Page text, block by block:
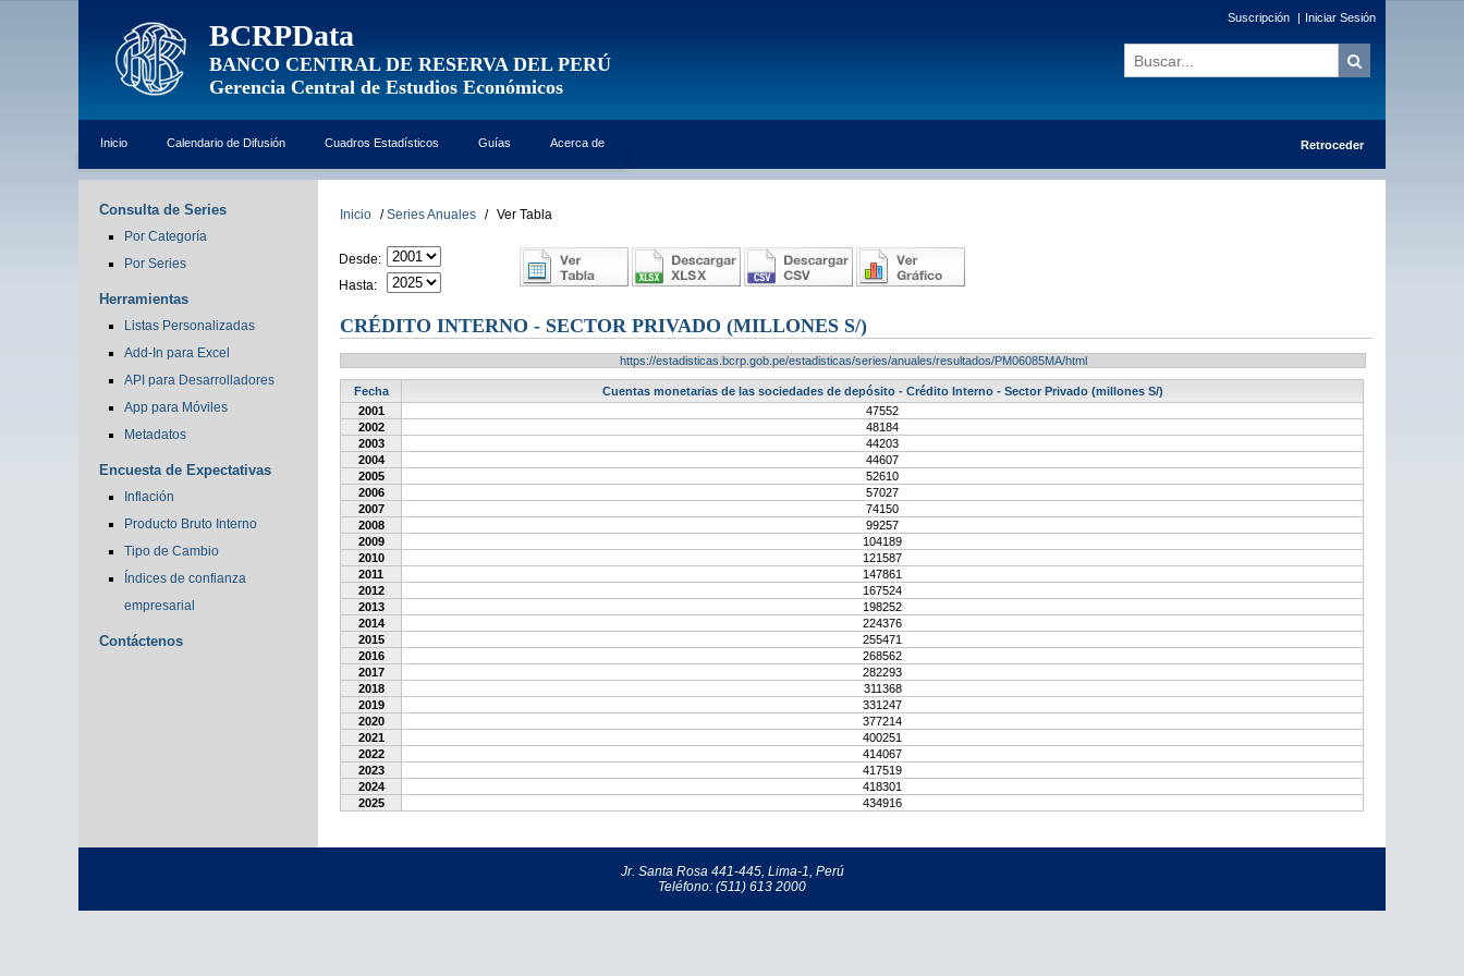
BCRPData
BANCO CENTRAL DE RESERVA DEL PERÚ
Gerencia Central de Estudios Económicos
Suscripción | Iniciar Sesión
Inicio Calendario de Difusión Cuadros Estadísticos Guías Acerca de Retroceder
Consulta de Series
Por Categoría
Por Series
Herramientas
Listas Personalizadas
Add-In para Excel
API para Desarrolladores
App para Móviles
Metadatos
Encuesta de Expectativas
Inflación
Producto Bruto Interno
Tipo de Cambio
Índices de confianza
empresarial
Contáctenos
Inicio / Series Anuales / Ver Tabla
Desde:
Hasta:
CRÉDITO INTERNO - SECTOR PRIVADO (MILLONES S/)
https://estadisticas.bcrp.gob.pe/estadisticas/series/anuales/resultados/PM06085MA/html
Fecha
Cuentas monetarias de las sociedades de depósito - Crédito Interno - Sector Privado (millones S/)
2001
47552
2002
48184
2003
44203
2004
44607
2005
52610
2006
57027
2007
74150
2008
99257
2009
104189
2010
121587
2011
147861
2012
167524
2013
198252
2014
224376
2015
255471
2016
268562
2017
282293
2018
311368
2019
331247
2020
377214
2021
400251
2022
414067
2023
417519
2024
418301
2025
434916
Jr. Santa Rosa 441-445, Lima-1, Perú
Teléfono: (511) 613 2000